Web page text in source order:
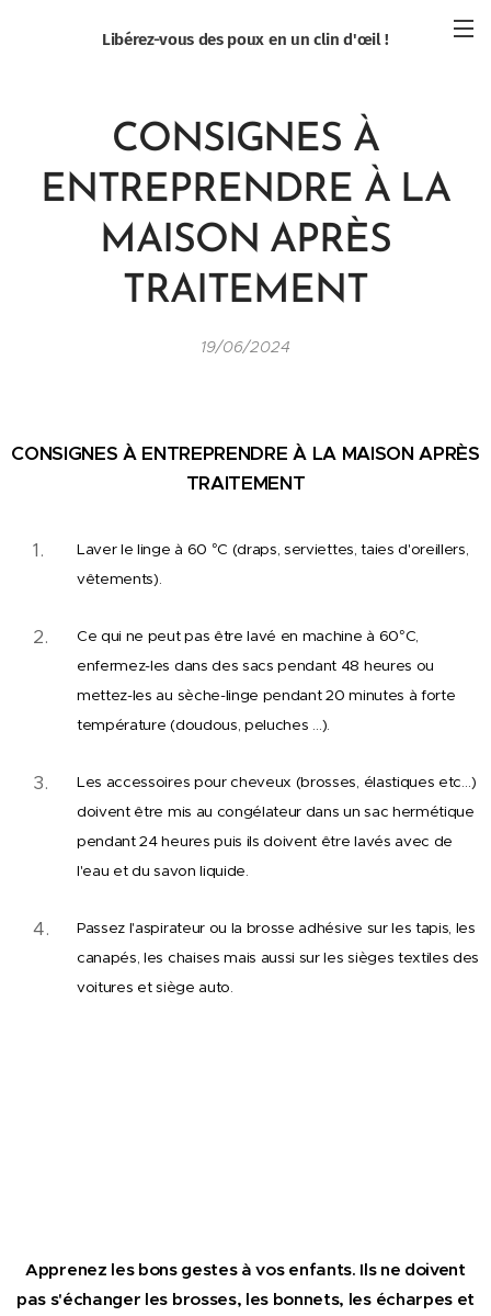
Libérez-vous des poux en un clin d'œil !
CONSIGNES À
ENTREPRENDRE À LA
MAISON APRÈS
TRAITEMENT
19/06/2024
CONSIGNES À ENTREPRENDRE À LA MAISON APRÈS
TRAITEMENT
Laver le linge à 60 °C (draps, serviettes, taies d'oreillers,
vêtements).
Ce qui ne peut pas être lavé en machine à 60°C,
enfermez-les dans des sacs pendant 48 heures ou
mettez-les au sèche-linge pendant 20 minutes à forte
température (doudous, peluches …).
Les accessoires pour cheveux (brosses, élastiques etc…)
doivent être mis au congélateur dans un sac hermétique
pendant 24 heures puis ils doivent être lavés avec de
l'eau et du savon liquide.
Passez l'aspirateur ou la brosse adhésive sur les tapis, les
canapés, les chaises mais aussi sur les sièges textiles des
voitures et siège auto.
Apprenez les bons gestes à vos enfants. Ils ne doivent
pas s'échanger les brosses, les bonnets, les écharpes et